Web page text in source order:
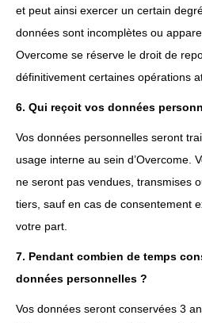
et peut ainsi exercer un certain
données sont incomplètes ou
Overcome se réserve le droit de
définitivement certaines opérations
6. Qui reçoit vos données
Vos données personnelles seront
usage interne au sein d’Overcome.
ne seront pas vendues, transmises
tiers, sauf en cas de consentement
votre part.
7. Pendant combien de temps
données personnelles ?
Vos données seront conservées 3